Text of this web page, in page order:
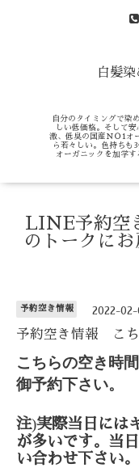
白髪染
自分のタイミングで染
しい低価格。そして
激、低臭の国産ＮＯ1
ら若々しい。色持ちも
オーガニックを加学
LINE予約
のトークに
予約空き情報 2022-
予約空き情報 こ
こちらの空き時
御予約下さい。
注)実際当日には
が多いです。当
い合わせ下さい。